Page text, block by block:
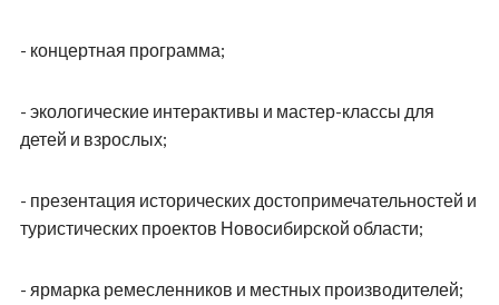
- концертная программа;
- экологические интерактивы и мастер-классы для
детей и взрослых;
- презентация исторических достопримечательностей и
туристических проектов Новосибирской области;
- ярмарка ремесленников и местных производителей;